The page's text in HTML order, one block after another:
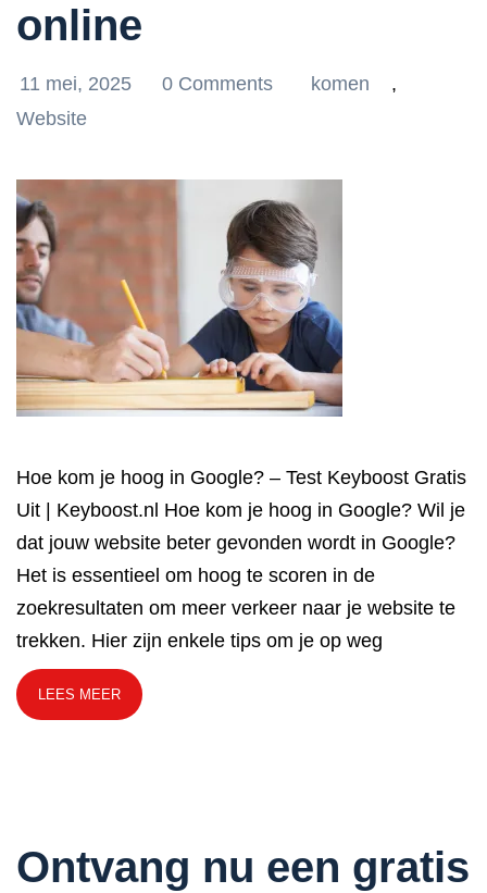
online
11 mei, 2025 0 Comments komen
,
Website
Hoe kom je hoog in Google? – Test Keyboost Gratis
Uit | Keyboost.nl Hoe kom je hoog in Google? Wil je
dat jouw website beter gevonden wordt in Google?
Het is essentieel om hoog te scoren in de
zoekresultaten om meer verkeer naar je website te
trekken. Hier zijn enkele tips om je op weg
LEES MEER
Ontvang nu een gratis